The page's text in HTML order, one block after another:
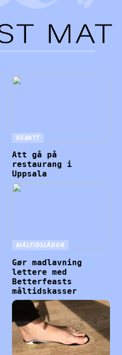
DEBATT
Att gå på
restaurang i
Uppsala
MÅLTIDSLÅDOR
Gør madlavning
lettere med
Betterfeasts
måltidskasser